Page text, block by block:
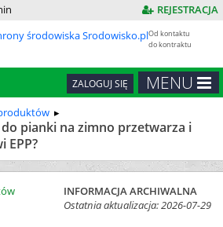
REJESTRACJA
Od kontaktu
do kontraktu
MENU
ZALOGUJ SIĘ
pianki na zimno przetwarza i
EPP?
INFORMACJA ARCHIWALNA
Ostatnia aktualizacja: 2026-07-29